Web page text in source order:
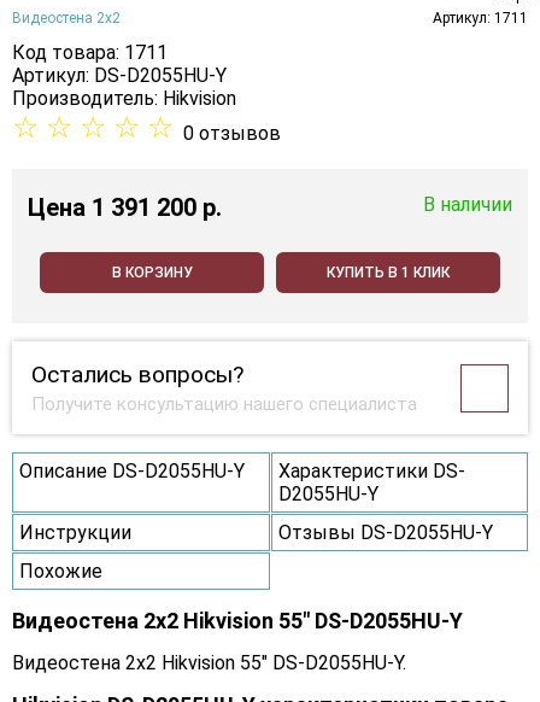
Видеостена 2x2 Артикул: 1711
Код товара: 1711
Артикул: DS-D2055HU-Y
Производитель: Hikvision
☆ ☆ ☆ ☆ ☆ 0 отзывов
Цена 1 391 200 p. В наличии
В КОРЗИНУ КУПИТЬ В 1 КЛИК
Остались вопросы?
Получите консультацию нашего специалиста
Описание DS-D2055HU-Y
Характеристики DS-
D2055HU-Y
Инструкции
Отзывы DS-D2055HU-Y
Похожие
Видеостена 2x2 Hikvision 55" DS-D2055HU-Y
Видеостена 2x2 Hikvision 55" DS-D2055HU-Y.